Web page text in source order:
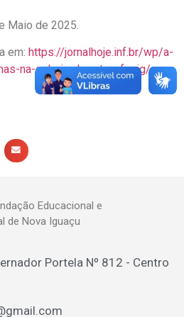
Maio de 2025.
em: https://jornalhoje.inf.br/wp/a-
na-galeria-de-artes-fenig/
Educacional e
de Nova Iguaçu
Portela Nº 812 - Centro